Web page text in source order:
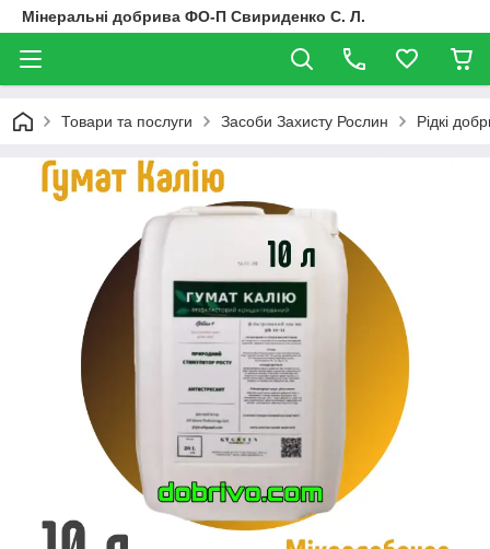
Мінеральні добрива ФО-П Свириденко С. Л.
Товари та послуги Засоби Захисту Рослин Рідкі